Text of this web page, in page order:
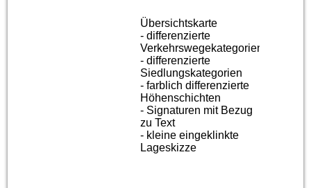
Übersichtskarte
- differenzierte
Verkehrswegekategorien
- differenzierte
Siedlungskategorien
- farblich differenzierte
Höhenschichten
- Signaturen mit Bezug
zu Text
- kleine eingeklinkte
Lageskizze